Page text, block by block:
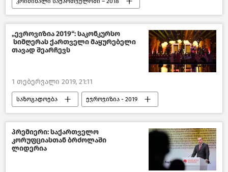
შემთხვევები საქართველო
„ევროვიზია 2019“: საკონკურსო
სიმღერას ქართველი მაყურებელი
თავად შეარჩევს
1 თებერვალი 2019, 21:11
საზოგადოება ევროვიზია - 2019
საქართველო
კულტურა საქართველოში
პრემიერი: საქართველო
კორუფციასთან ბრძოლაში
ლიდერია